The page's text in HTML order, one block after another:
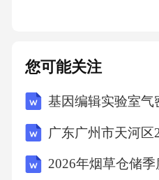
经类6、亲环境行为是指
身活动对环境的负面影
结构的行为。它的本质
题实现环境改善，核心
好型的社会。根据上述
您可能关注
基因编辑实验室气